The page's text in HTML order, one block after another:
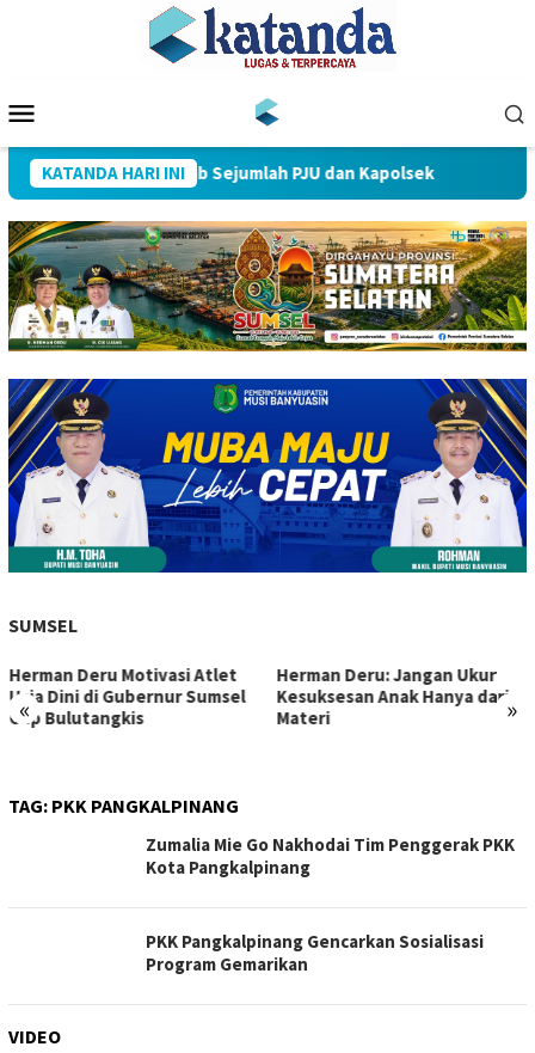
Mobile
KATANDA HARI INI
Pimpin Sertijab Sejumlah PJU dan Kapolsek
SUMSEL
« »
Herman Deru Motivasi Atlet
Usia Dini di Gubernur Sumsel
Cup Bulutangkis
Herman Deru: Jangan Ukur
Kesuksesan Anak Hanya dari
Materi
TAG: PKK PANGKALPINANG
Zumalia Mie Go Nakhodai Tim Penggerak PKK
Kota Pangkalpinang
PKK Pangkalpinang Gencarkan Sosialisasi
Program Gemarikan
VIDEO